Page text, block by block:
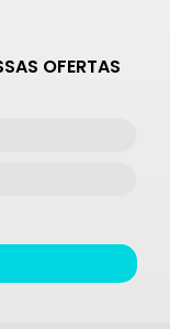
OFERTAS